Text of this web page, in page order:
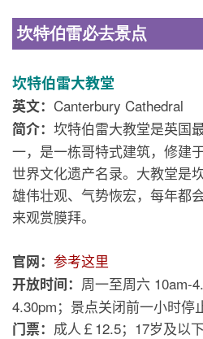
坎特伯雷必去景点
坎特伯雷大教堂
英文： Canterbury Cathedral
简介： 坎特伯雷大教堂是英国
一，是一栋哥特式建筑，修建
世界文化遗产名录。大教堂是
雄伟壮观、气势恢宏，每年都
来观赏膜拜。
官网： 参考这里
开放时间： 周一至周六 10am-
4.30pm；景点关闭前一小时停
门票： 成人￡12.5；17岁及以